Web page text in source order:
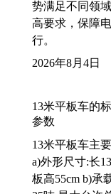
势满足不同领
高要求，保障
行。
2026年8月4日
13米平板车的
参数
13米平板车主
a)外形尺寸:长
板高55cm b)承